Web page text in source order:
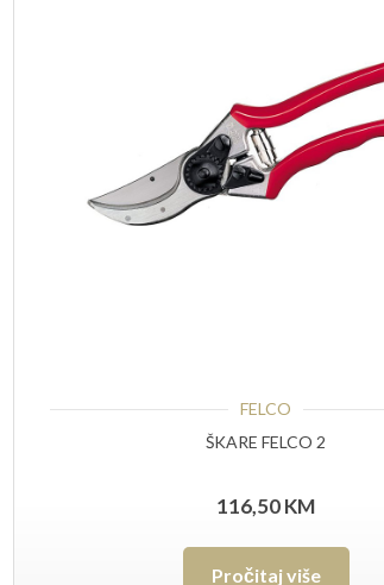
FELCO
ŠKARE FELCO 2
116,50KM
Pročitaj više